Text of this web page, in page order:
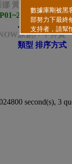
黃德斌 林德信
[2020-03-
...
3 4 5 6..29
原創) - 中井貴
類型 排序方式
second(s), 3